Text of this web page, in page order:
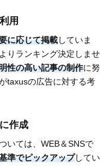
用
に応じて掲載していま
りランキング決定しませ
性の高い記事の制作に努
taxusの広告に対する考
作成
いては、WEB＆SNSで
準でピックアップしてい